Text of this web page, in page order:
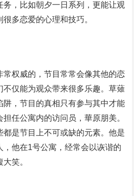
务，比如朝夕一日系列，更能让观
多恋爱的心理和技巧。
常权威的，节目常常会像其他的恋
不仅能为观众带来很多乐趣。草薙
阱，节目的真相只有参与其中才能
任公寓内的访问员，華原朋美。
都是节目上不可或缺的元素。他是
，他在1号公寓，经常会以诙谐的
笑。